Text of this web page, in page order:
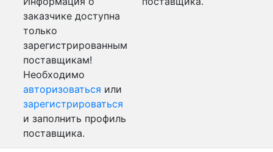
заказчике доступна
только
зарегистрированным
поставщикам!
Необходимо
авторизоваться или
зарегистрироваться
и заполнить профиль
поставщика.